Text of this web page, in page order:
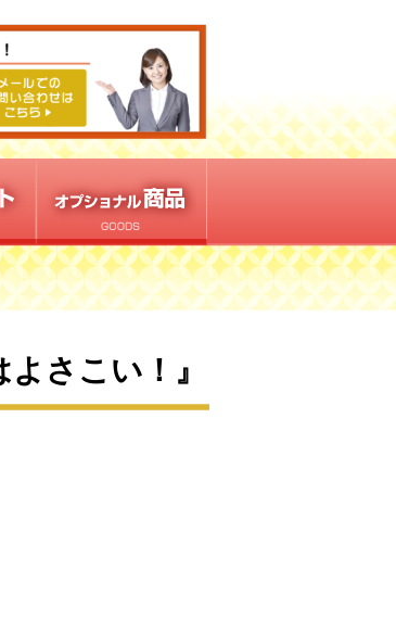
さこい！』